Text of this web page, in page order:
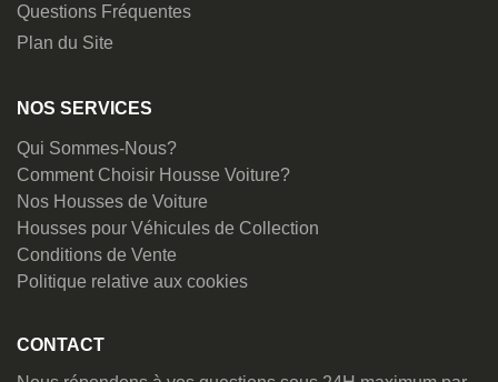
Questions Fréquentes
Plan du Site
NOS SERVICES
Qui Sommes-Nous?
Comment Choisir Housse Voiture?
Nos Housses de Voiture
Housses pour Véhicules de Collection
Conditions de Vente
Politique relative aux cookies
CONTACT